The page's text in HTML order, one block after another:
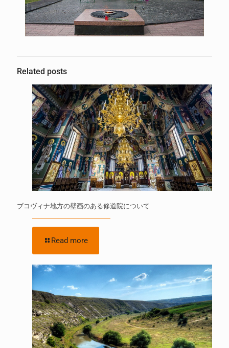
Related posts
ブコヴィナ地方の壁画のある修道院について
Read more